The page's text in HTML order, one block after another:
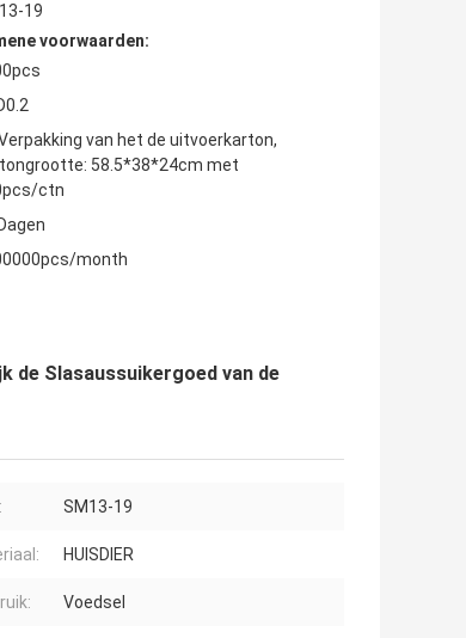
19
voorwaarden:
van het de uitvoerkarton,
58.5*38*24cm met
ctn
month
de Slasaussuikergoed van de
SM13-19
HUISDIER
Voedsel